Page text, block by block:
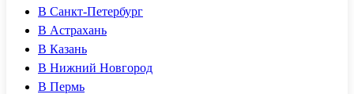
В Санкт-Петербург
В Астрахань
В Казань
В Нижний Новгород
В Пермь